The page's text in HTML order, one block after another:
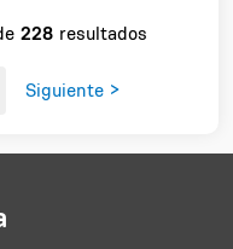
228 resultados
Siguiente >